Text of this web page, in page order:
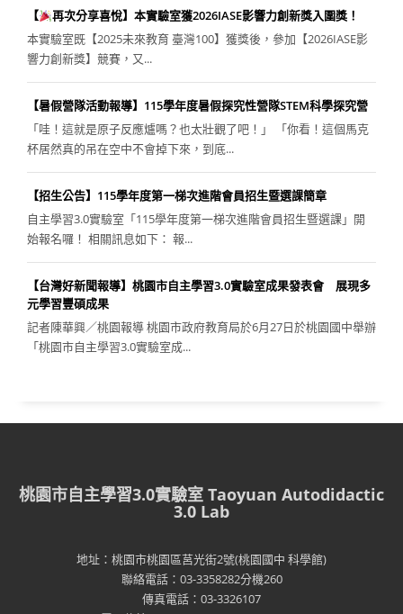
【
再次分享喜悅】本實驗室獲2026IASE影響力創新獎入圍獎！
本實驗室既【2025未來教育 臺灣100】獲獎後，參加【2026IASE影
響力創新獎】競賽，又...
【暑假營隊活動報導】115學年度暑假探究性營隊STEM科學探究營
「哇！這就是原子反應爐嗎？也太壯觀了吧！」 「你看！這個馬克
杯居然真的吊在空中不會掉下來，到底...
【招生公告】115學年度第一梯次進階會員招生暨選課簡章
自主學習3.0實驗室「115學年度第一梯次進階會員招生暨選課」開
始報名囉！ 相關訊息如下： 報...
【台灣好新聞報導】桃園市自主學習3.0實驗室成果發表會 展現多
元學習豐碩成果
記者陳華興／桃園報導 桃園市政府教育局於6月27日於桃園國中舉辦
「桃園市自主學習3.0實驗室成...
桃園市自主學習3.0實驗室 Taoyuan Autodidactic
3.0 Lab
地址：桃園市桃園區莒光街2號(桃園國中 科學館)
聯絡電話：03-3358282分機260
傳真電話：03-3326107